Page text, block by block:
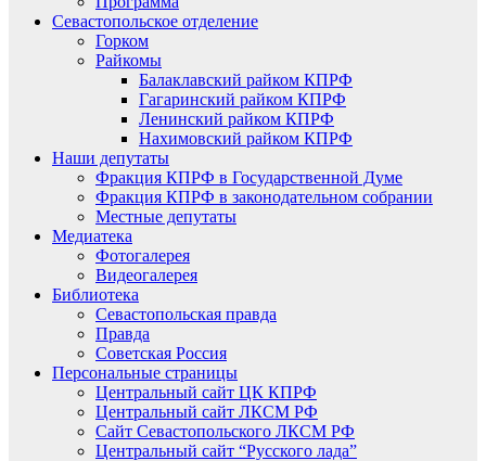
Севастопольское отделение
Горком
Райкомы
Балаклавский райком КПРФ
Гагаринский райком КПРФ
Ленинский райком КПРФ
Нахимовский райком КПРФ
Наши депутаты
Фракция КПРФ в Государственной Думе
Фракция КПРФ в законодательном собрании
Местные депутаты
Медиатека
Фотогалерея
Видеогалерея
Библиотека
Севастопольская правда
Правда
Советская Россия
Персональные страницы
Центральный сайт ЦК КПРФ
Центральный сайт ЛКСМ РФ
Сайт Севастопольского ЛКСМ РФ
Центральный сайт “Русского лада”